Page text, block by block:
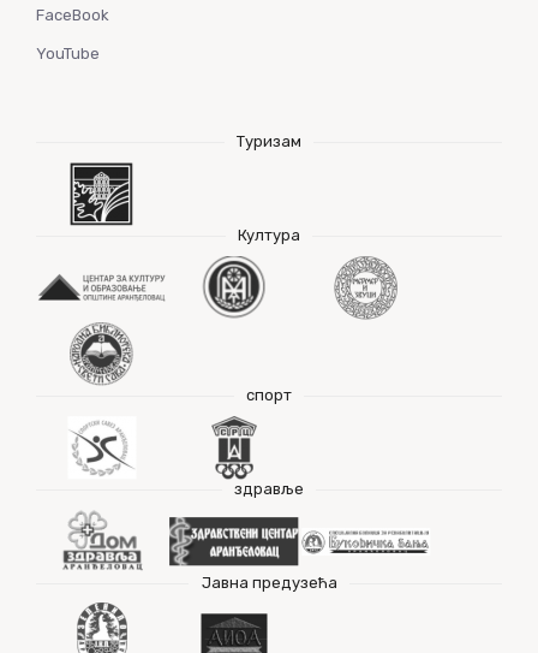
FaceBook
YouTube
Туризам
Култура
спорт
здравље
Јавна предузећа